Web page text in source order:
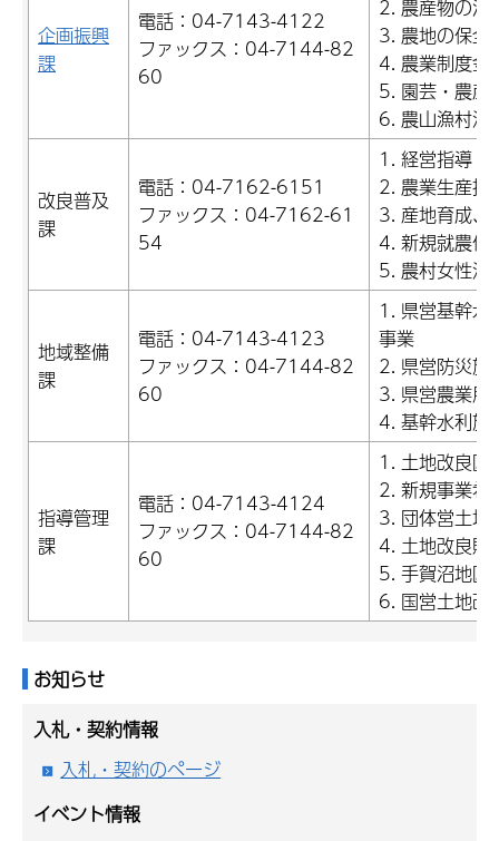
企画振興
課
電話：04-7143-4122
ファックス：04-7144-82
60
2. 農産物の消
3. 農地の保全
4. 農業制度金
5. 園芸・農産
6. 農山漁村活
改良普及
課
電話：04-7162-6151
ファックス：04-7162-61
54
1. 経営指導・
2. 農業生産技
3. 産地育成、
4. 新規就農促
5. 農村女性活
地域整備
課
電話：04-7143-4123
ファックス：04-7144-82
60
1. 県営基幹水
事業
2. 県営防災施
3. 県営農業用
4. 基幹水利施
指導管理
課
電話：04-7143-4124
ファックス：04-7144-82
60
1. 土地改良区
2. 新規事業希
3. 団体営土地
4. 土地改良財
5. 手賀沼地区
6. 国営土地改
お知らせ
入札・契約情報
入札・契約のページ
イベント情報